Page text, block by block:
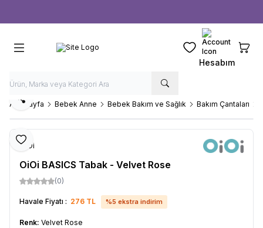
Favorilerim
Hesabım
Ana Sayfa Bebek Anne Bebek Bakım ve Sağlık Bakım Çantaları
Favoriye Ekle
Paylaş
OiOi
OiOi BASICS Tabak - Velvet Rose
(0)
Havale Fiyatı : 276 TL %5 ekstra indirim
Renk: Velvet Rose